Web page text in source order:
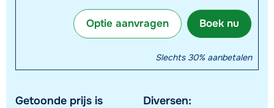
Boek nu
Optie aanvragen
Slechts 30% aanbetalen
Getoonde prijs is
Diversen: